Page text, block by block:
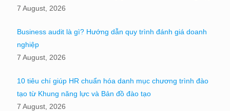
7 August, 2026
Business audit là gì? Hướng dẫn quy trình đánh giá doanh
nghiệp
7 August, 2026
10 tiêu chí giúp HR chuẩn hóa danh mục chương trình đào
tạo từ Khung năng lực và Bản đồ đào tạo
7 August, 2026